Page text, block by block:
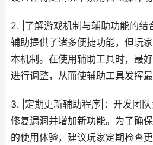
2. |了解游戏机制与辅助功能的结
辅助提供了诸多便捷功能，但玩
本机制。在使用辅助工具时，最
进行调整，从而使辅助工具发挥最
3. |定期更新辅助程序|：开发团队
修复漏洞并增加新功能。为了确
的使用体验，建议玩家定期检查